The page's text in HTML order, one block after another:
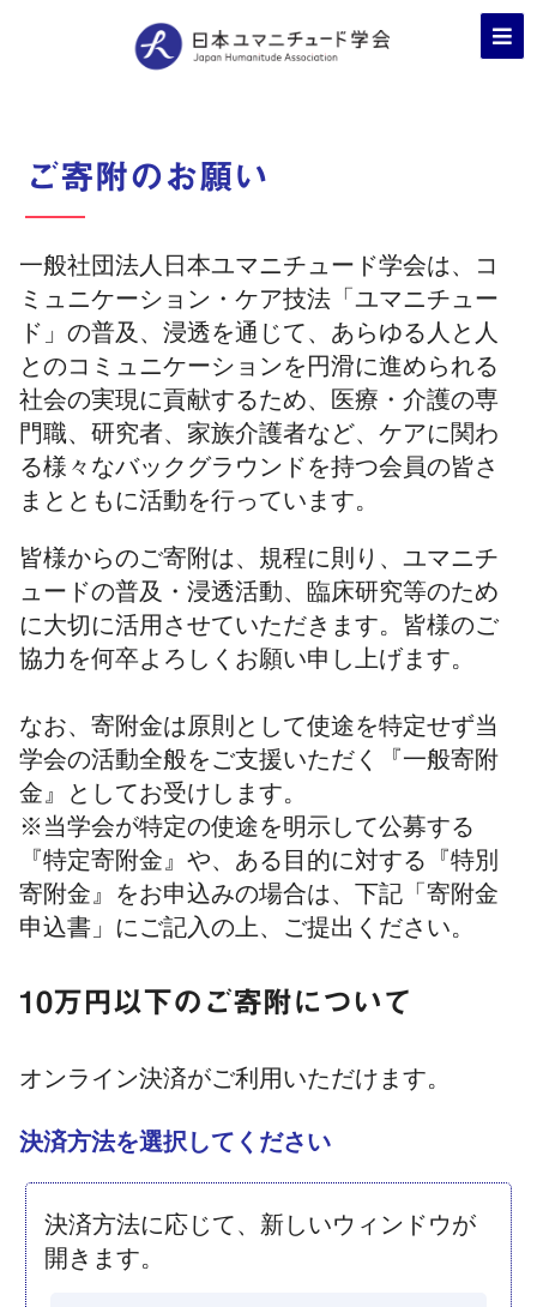
ご寄附のお願い
一般社団法人日本ユマニチュード学会は、コ
ミュニケーション・ケア技法「ユマニチュー
ド」の普及、浸透を通じて、あらゆる人と人
とのコミュニケーションを円滑に進められる
社会の実現に貢献するため、医療・介護の専
門職、研究者、家族介護者など、ケアに関わ
る様々なバックグラウンドを持つ会員の皆さ
まとともに活動を行っています。
皆様からのご寄附は、規程に則り、ユマニチ
ュードの普及・浸透活動、臨床研究等のため
に大切に活用させていただきます。皆様のご
協力を何卒よろしくお願い申し上げます。
なお、寄附金は原則として使途を特定せず当
学会の活動全般をご支援いただく『一般寄附
金』としてお受けします。
※当学会が特定の使途を明示して公募する
『特定寄附金』や、ある目的に対する『特別
寄附金』をお申込みの場合は、下記「寄附金
申込書」にご記入の上、ご提出ください。
10万円以下のご寄附について
オンライン決済がご利用いただけます。
決済方法を選択してください
決済方法に応じて、新しいウィンドウが
開きます。